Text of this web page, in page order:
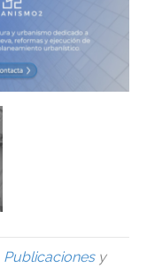
Publicacionesy